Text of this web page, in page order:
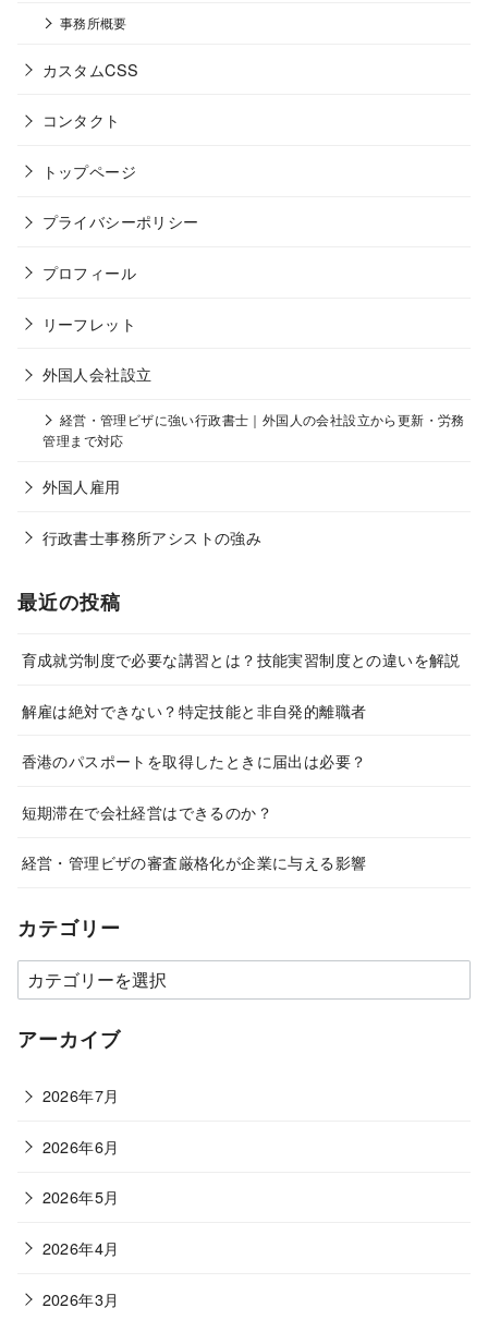
事務所概要
カスタムCSS
コンタクト
トップページ
プライバシーポリシー
プロフィール
リーフレット
外国人会社設立
経営・管理ビザに強い行政書士｜外国人の会社設立から更新・労務
管理まで対応
外国人雇用
行政書士事務所アシストの強み
最近の投稿
育成就労制度で必要な講習とは？技能実習制度との違いを解説
解雇は絶対できない？特定技能と非自発的離職者
香港のパスポートを取得したときに届出は必要？
短期滞在で会社経営はできるのか？
経営・管理ビザの審査厳格化が企業に与える影響
カテゴリー
カ
テ
ゴ
ー
アーカイブ
2026年7月
2026年6月
2026年5月
2026年4月
2026年3月